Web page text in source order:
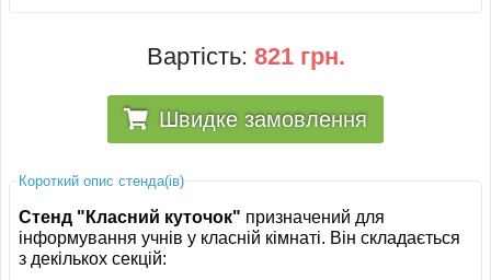
Вартість: 821 грн.
Швидке замовлення
Короткий опис стенда(ів)
Стенд "Класний куточок" призначений для
інформування учнів у класній кімнаті. Він складається
з декількох секцій: